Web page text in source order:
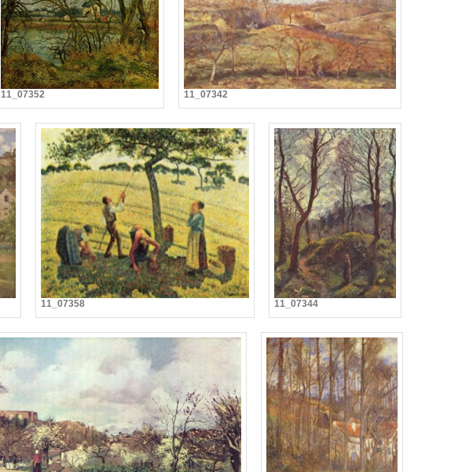
11_07352 11_07342
11_07358 11_07344